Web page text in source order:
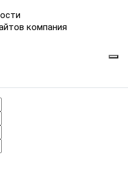
компания